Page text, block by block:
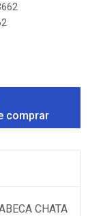
comprar
CHATA